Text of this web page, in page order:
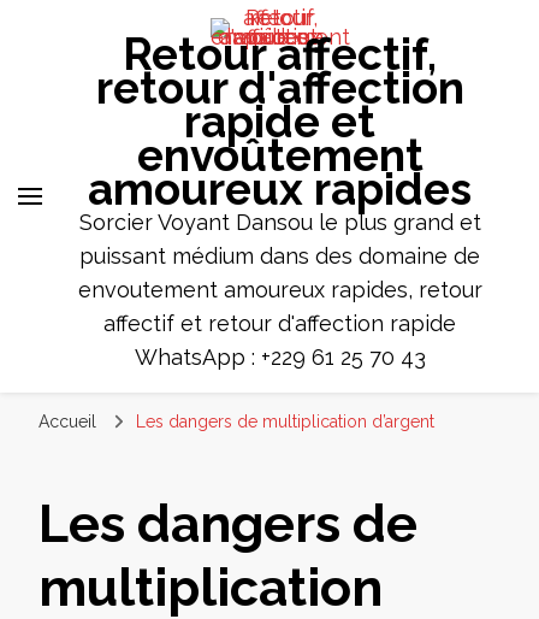
Retour affectif,
retour d'affection
rapide et
envoûtement
amoureux rapides
Sorcier Voyant Dansou le plus grand et
puissant médium dans des domaine de
envoutement amoureux rapides, retour
affectif et retour d'affection rapide
WhatsApp : +229 61 25 70 43
Accueil Les dangers de multiplication d’argent
Les dangers de
multiplication